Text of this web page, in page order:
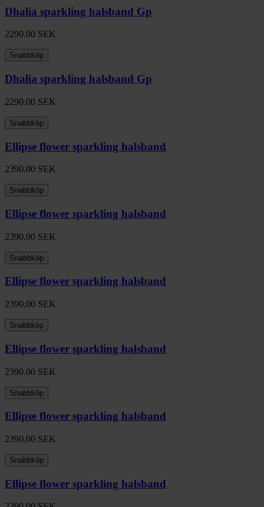
Dhalia sparkling halsband Gp
2290.00 SEK
Snabbköp
Dhalia sparkling halsband Gp
2290.00 SEK
Snabbköp
Ellipse flower sparkling halsband
2390.00 SEK
Snabbköp
Ellipse flower sparkling halsband
2390.00 SEK
Snabbköp
Ellipse flower sparkling halsband
2390.00 SEK
Snabbköp
Ellipse flower sparkling halsband
2390.00 SEK
Snabbköp
Ellipse flower sparkling halsband
2390.00 SEK
Snabbköp
Ellipse flower sparkling halsband